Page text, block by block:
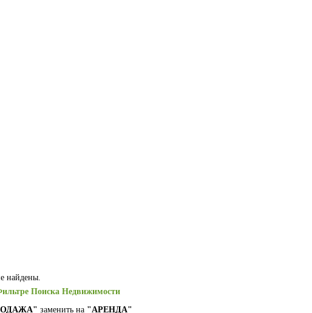
найдены.
Поиска Недвижимости
заменить на "АРЕНДА"